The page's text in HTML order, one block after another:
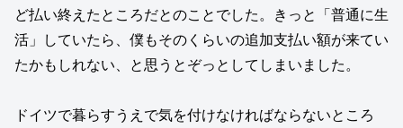
ど払い終えたところだとのことでした。きっと「普通に生
活」していたら、僕もそのくらいの追加支払い額が来てい
たかもしれない、と思うとぞっとしてしまいました。
ドイツで暮らすうえで気を付けなければならないところ